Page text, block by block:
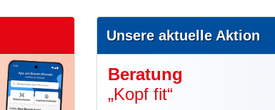
Unsere aktuelle Aktion
Beratung
„Kopf fit“